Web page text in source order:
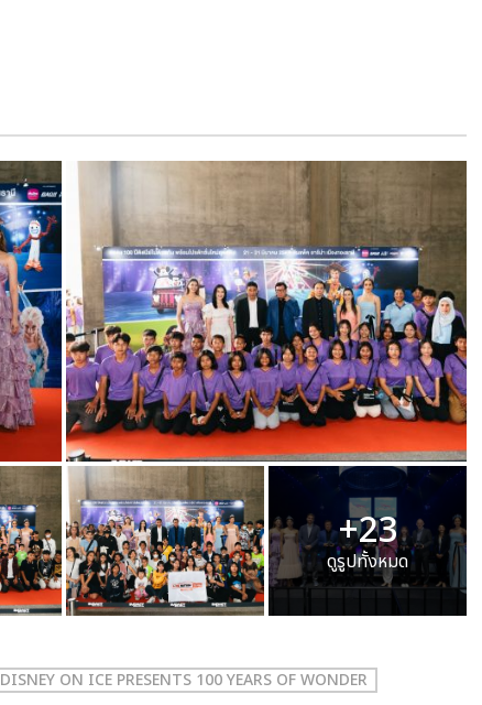
+23
ดูรูปทั้งหมด
DISNEY ON ICE PRESENTS 100 YEARS OF WONDER